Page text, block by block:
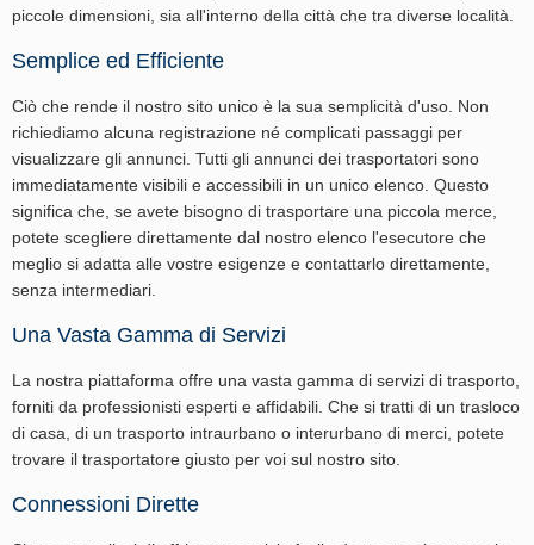
piccole dimensioni, sia all'interno della città che tra diverse località.
Semplice ed Efficiente
Ciò che rende il nostro sito unico è la sua semplicità d'uso. Non
richiediamo alcuna registrazione né complicati passaggi per
visualizzare gli annunci. Tutti gli annunci dei trasportatori sono
immediatamente visibili e accessibili in un unico elenco. Questo
significa che, se avete bisogno di trasportare una piccola merce,
potete scegliere direttamente dal nostro elenco l'esecutore che
meglio si adatta alle vostre esigenze e contattarlo direttamente,
senza intermediari.
Una Vasta Gamma di Servizi
La nostra piattaforma offre una vasta gamma di servizi di trasporto,
forniti da professionisti esperti e affidabili. Che si tratti di un trasloco
di casa, di un trasporto intraurbano o interurbano di merci, potete
trovare il trasportatore giusto per voi sul nostro sito.
Connessioni Dirette